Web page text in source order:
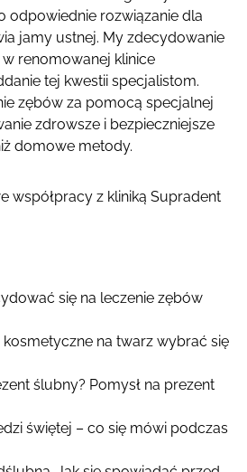
odpowiednie rozwiązanie dla
jamy ustnej. My zdecydowanie
renomowanej klinice
tej kwestii specjalistom.
zębów za pomocą specjalnej
zdrowsze i bezpieczniejsze
domowe metody.
współpracy z kliniką Supradent
się na leczenie zębów
kosmetyczne na twarz wybrać się
ślubny? Pomysł na prezent
świętej – co się mówi podczas